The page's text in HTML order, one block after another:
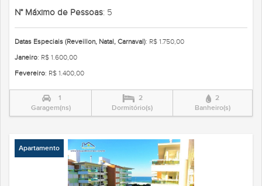
N° Máximo de Pessoas: 5
Datas Especiais (Reveillon, Natal, Carnaval): R$ 1.750,00
Janeiro: R$ 1.600,00
Fevereiro: R$ 1.400,00
1
Garagem(ns)
2
Dormitório(s)
2
Banheiro(s)
Apartamento